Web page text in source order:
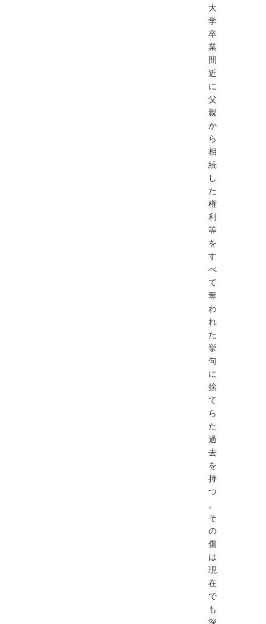
大
学
卒
業
間
近
に
父
親
か
ら
相
続
し
た
権
利
等
を
す
べ
て
奪
わ
れ
た
挙
句
に
捨
て
ら
た
過
去
を
持
つ
。
そ
の
傷
は
現
在
で
も
深